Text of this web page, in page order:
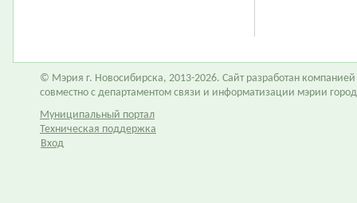
© Мэрия г. Новосибирска, 2013-2026. Сайт разработан компанией
совместно с департаментом связи и информатизации мэрии
Муниципальный портал
Техническая поддержка
Вход